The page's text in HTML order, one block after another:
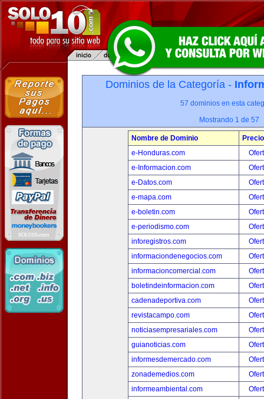
Dominios de la Categoría -
57 dominios en esta
Mostrando 1 de 57
Nombre de Dominio
Precio
e-Honduras.com
e-Informacion.com
e-Datos.com
e-mapa.com
e-boletin.com
e-periodismo.com
inforegistros.com
informaciondenegocios.com
informacioncomercial.com
boletindeinformacion.com
cadenadeportiva.com
revistacampo.com
noticiasempresariales.com
guianoticias.com
informesdemercado.com
zonademedios.com
informeambiental.com